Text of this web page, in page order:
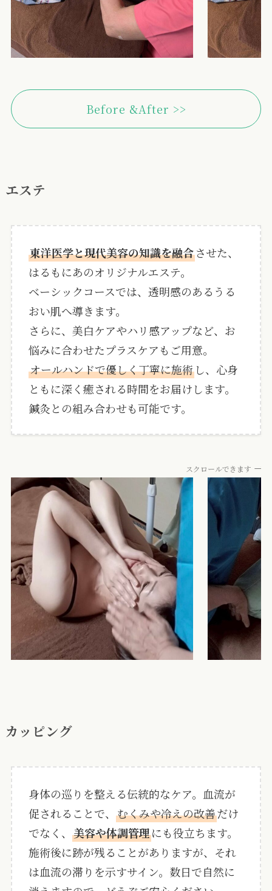
Before &After >>
エステ
東洋医学と現代美容の知識を融合させた、
はるもにあのオリジナルエステ。
ベーシックコースでは、透明感のあるうる
おい肌へ導きます。
さらに、美白ケアやハリ感アップなど、お
悩みに合わせたプラスケアもご用意。
オールハンドで優しく丁寧に施術し、心身
ともに深く癒される時間をお届けします。
鍼灸との組み合わせも可能です。
スクロールできます
カッピング
身体の巡りを整える伝統的なケア。血流が
促されることで、 むくみや冷えの改善だけ
でなく、 美容や体調管理にも役立ちます。
施術後に跡が残ることがありますが、それ
は血流の滞りを示すサイン。数日で自然に